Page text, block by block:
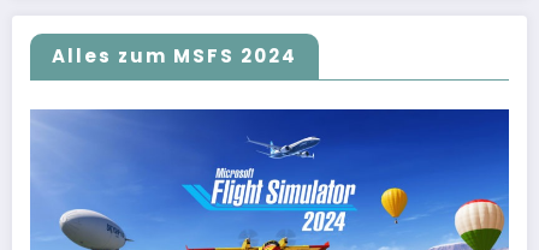
Alles zum MSFS 2024